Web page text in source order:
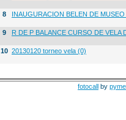
8 INAUGURACION BELEN DE
9 R DE P BALANCE CURSO DE VELA
10 20130120 torneo vela (0)
fotocall by